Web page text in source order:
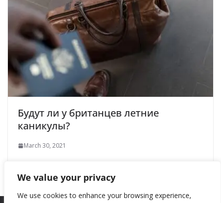
We value your privacy
We use cookies to enhance your browsing experience,
Будут ли у британцев летние
каникулы?
March 30, 2021